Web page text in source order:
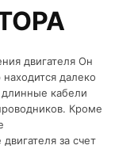
двигателя Он
далеко
кабели
Кроме
за счет